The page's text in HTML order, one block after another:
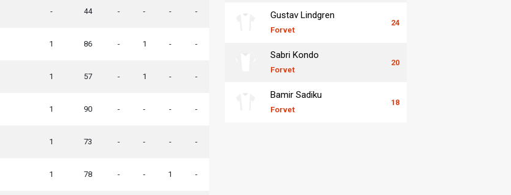
- 44 - - - -
1 86 - 1 - -
1 57 - 1 - -
1 90 - - - -
1 73 - - - -
1 78 - - 1 -
Gustav Lindgren
Forvet
24
Sabri Kondo
Forvet
20
Bamir Sadiku
Forvet
18